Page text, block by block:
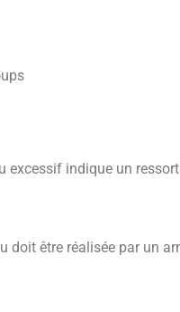
excessif indique un ressort
doit être réalisée par un